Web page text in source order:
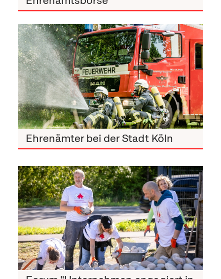
Ehrenamtsbörse
Ehrenämter bei der Stadt Köln